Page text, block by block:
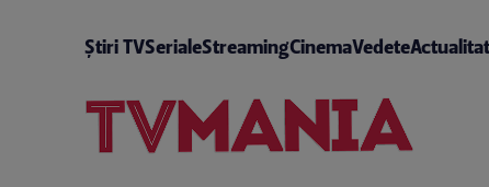
Știri TVSerialeStreamingCinemaVedete